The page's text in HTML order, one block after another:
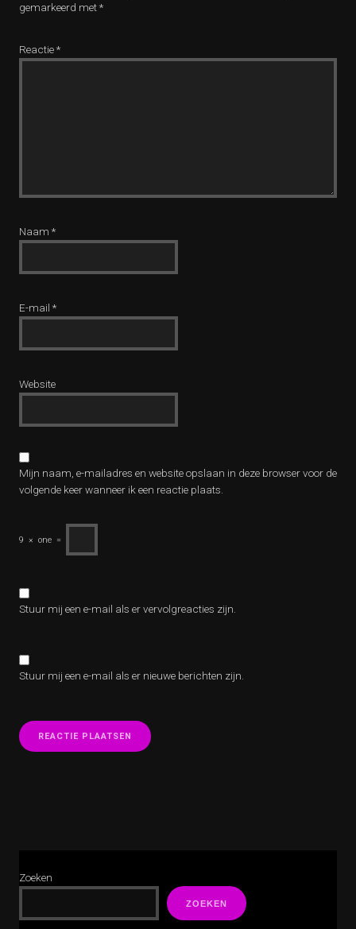
gemarkeerd met*
Reactie*
Naam *
E-mail *
Website
Mijn naam, e-mailadres en website opslaan in deze browser voor de
volgende keer wanneer ik een reactie plaats.
9 × one =
Stuur mij een e-mail als er vervolgreacties zijn.
Stuur mij een e-mail als er nieuwe berichten zijn.
Zoeken
ZOEKEN